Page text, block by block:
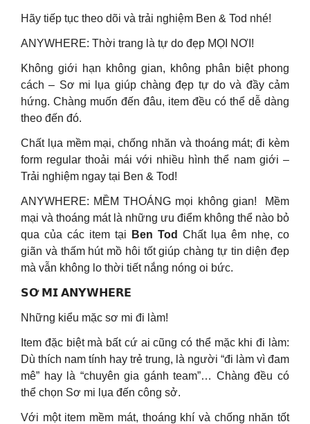
Hãy tiếp tục theo dõi và trải nghiệm Ben & Tod nhé!
ANYWHERE: Thời trang là tự do đẹp MỌI NƠI!
Không giới hạn không gian, không phân biệt phong
cách – Sơ mi lụa giúp chàng đẹp tự do và đầy cảm
hứng. Chàng muốn đến đâu, item đều có thể dễ dàng
theo đến đó.
Chất lụa mềm mại, chống nhăn và thoáng mát; đi kèm
form regular thoải mái với nhiều hình thể nam giới –
Trải nghiệm ngay tại Ben & Tod!
ANYWHERE: MỀM THOÁNG mọi không gian! Mềm
mại và thoáng mát là những ưu điểm không thể nào bỏ
qua của các item tại
Ben Tod Chất lụa êm nhẹ, co
giãn và thấm hút mồ hôi tốt giúp chàng tự tin diện đẹp
mà vẫn không lo thời tiết nắng nóng oi bức.
𝗦𝗢̛ 𝗠𝗜 𝗔𝗡𝗬𝗪𝗛𝗘𝗥𝗘
Những kiểu mặc sơ mi đi làm!
Item đặc biệt mà bất cứ ai cũng có thể mặc khi đi làm:
Dù thích nam tính hay trẻ trung, là người “đi làm vì đam
mê” hay là “chuyên gia gánh team”… Chàng đều có
thể chọn Sơ mi lụa đến công sở.
Với một item mềm mát, thoáng khí và chống nhăn tốt